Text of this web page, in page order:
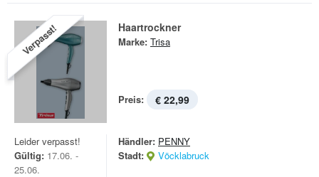
Verpasst! Haartrockner
Marke: Trisa
Preis: € 22,99
Leider verpasst!
Gültig: 17.06. -
25.06.
Händler: PENNY
Stadt:
Vöcklabruck